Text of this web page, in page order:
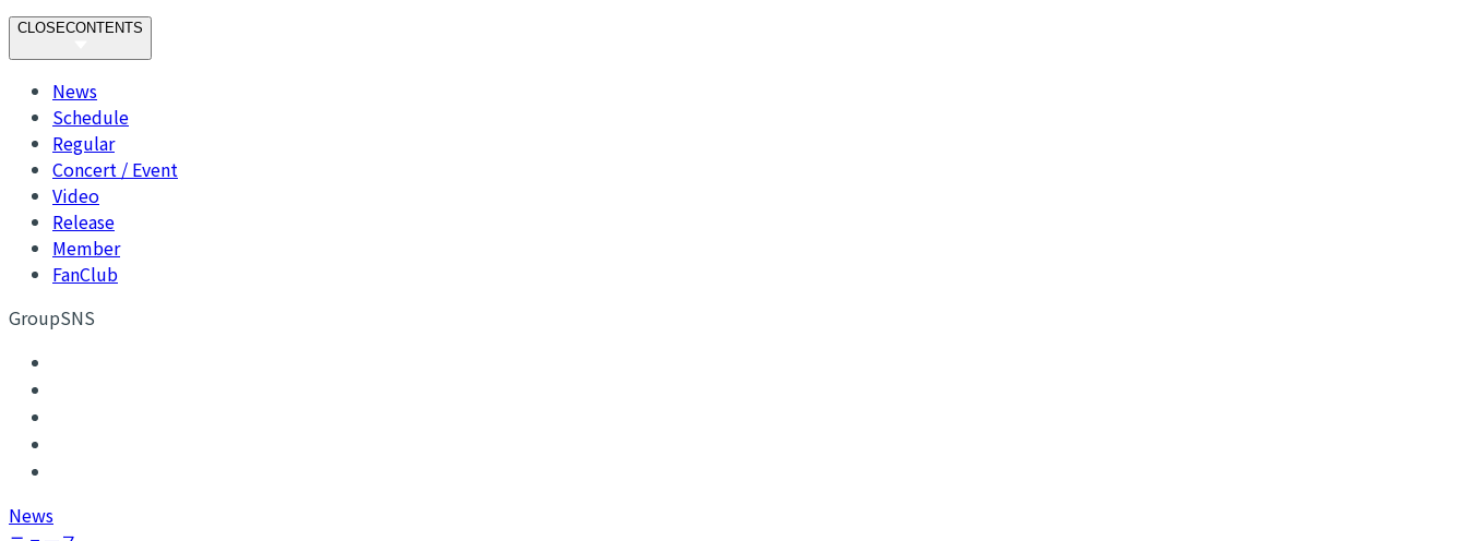
CLOSECONTENTS
News
Schedule
Regular
Concert / Event
Video
Release
Member
FanClub
GroupSNS
News